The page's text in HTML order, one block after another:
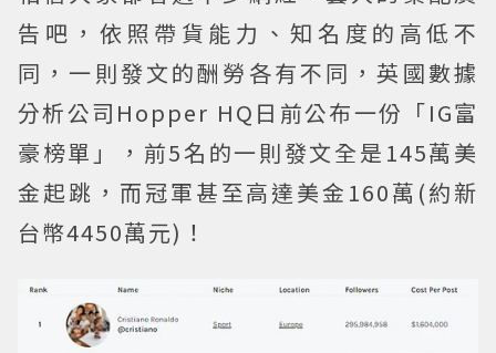
告吧，依照帶貨能力、知名度的高低不
同，一則發文的酬勞各有不同，英國數據
分析公司Hopper HQ日前公布一份「IG富
豪榜單」，前5名的一則發文全是145萬美
金起跳，而冠軍甚至高達美金160萬(約新
台幣4450萬元)！